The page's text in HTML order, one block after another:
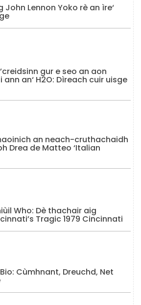
John Lennon Yoko rè an ìre‘
gur e seo an aon
an‘ H2O: Dìreach cuir uisge
an neach-cruthachaidh
Drea de Matteo ‘Italian
Who: Dè thachair aig
Tragic 1979 Cincinnati
Cùmhnant, Dreuchd, Net